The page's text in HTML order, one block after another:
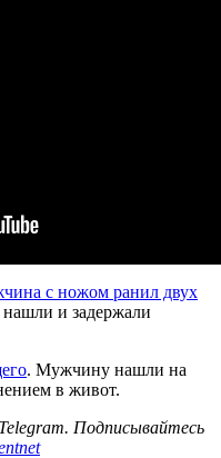
с ножом ранил двух
и задержали
. Мужчину нашли на
в живот.
Подписывайтесь